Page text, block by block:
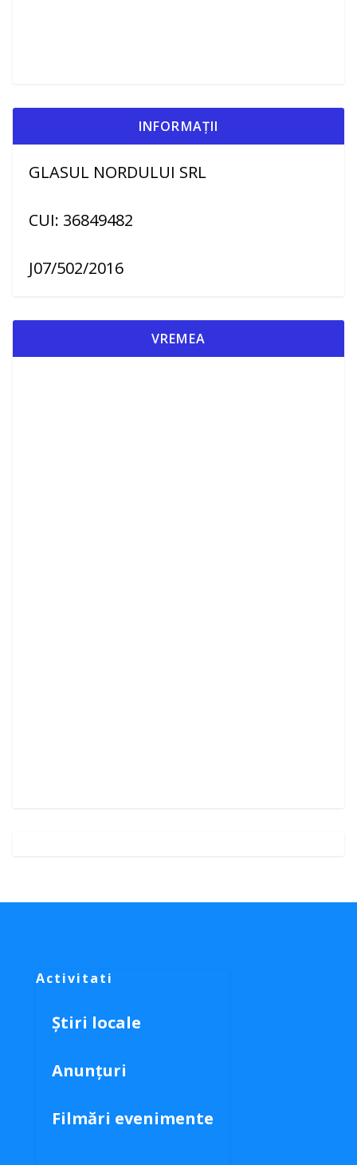
INFORMAȚII
GLASUL NORDULUI SRL
CUI: 36849482
J07/502/2016
VREMEA
Activitati
Știri locale
Anunțuri
Filmări evenimente